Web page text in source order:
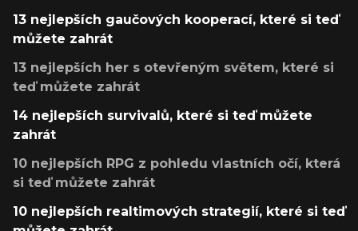
13 nejlepších gaučových kooperací, které si teď
můžete zahrát
13 nejlepších her s otevřeným světem, které si
teď můžete zahrát
14 nejlepších survivalů, které si teď můžete
zahrát
10 nejlepších RPG z pohledu vlastních očí, která
si teď můžete zahrát
10 nejlepších realtimových strategií, které si teď